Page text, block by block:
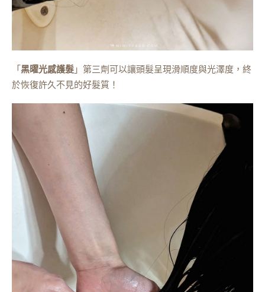
「黑曜光感護髮 」第三劑可以讓頭髮呈現滑順度與光澤度，終
於恢復許久不見的好髮質！